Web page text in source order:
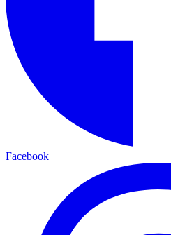
Facebook